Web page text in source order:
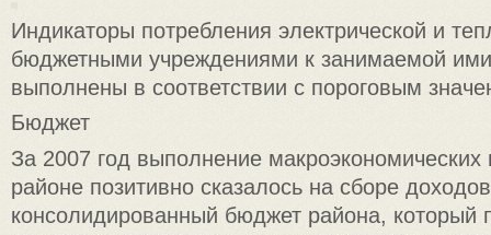
Индикаторы потребления электрической и
бюджетными учреждениями к занимаемой
выполнены в соответствии с пороговым
Бюджет
За 2007 год выполнение макроэкономических
районе позитивно сказалось на сборе
консолидированный бюджет района, который